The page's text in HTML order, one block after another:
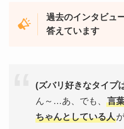
過去のインタビュ
答えています
(ズバリ好きなタイプ
ん～…あ、でも、 言
ちゃんとしている人